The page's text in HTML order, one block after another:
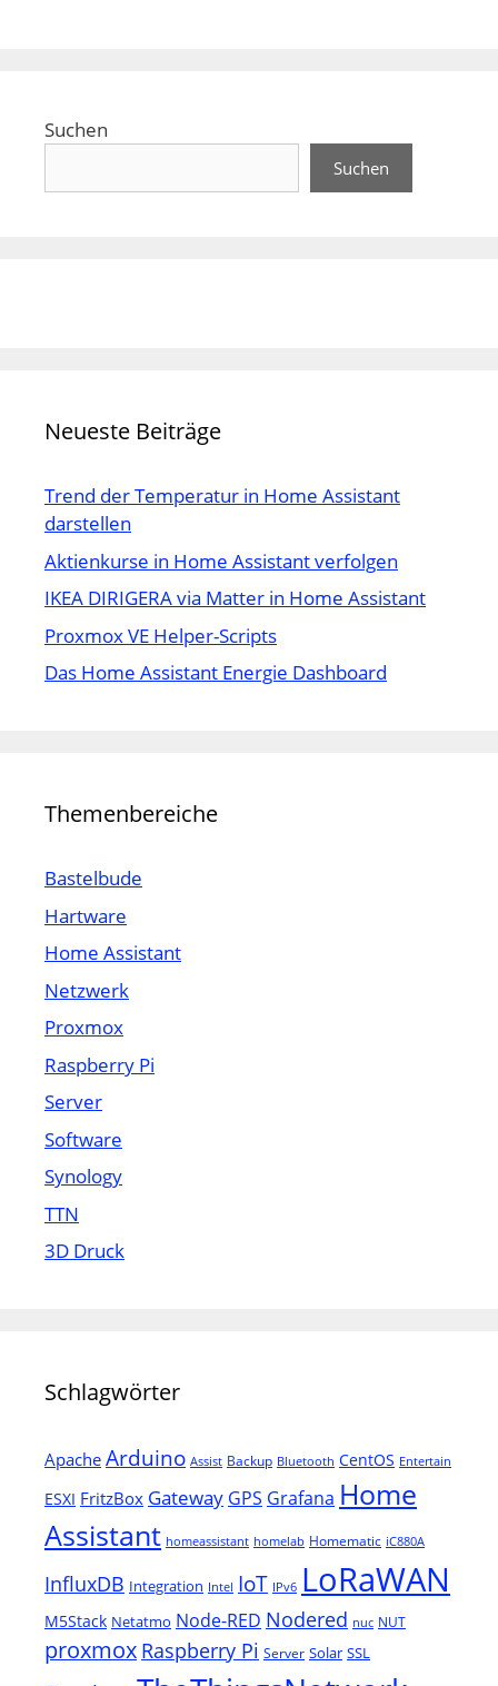
Suchen
Suchen
Neueste Beiträge
Trend der Temperatur in Home Assistant
darstellen
Aktienkurse in Home Assistant verfolgen
IKEA DIRIGERA via Matter in Home Assistant
Proxmox VE Helper-Scripts
Das Home Assistant Energie Dashboard
Themenbereiche
Bastelbude
Hartware
Home Assistant
Netzwerk
Proxmox
Raspberry Pi
Server
Software
Synology
TTN
3D Druck
Schlagwörter
Apache Arduino Assist Backup Bluetooth CentOS Entertain
ESXI FritzBox Gateway GPS Grafana Home
Assistant homeassistant homelab Homematic iC880A
InfluxDB Integration Intel IoT IPv6 LoRaWAN
M5Stack Netatmo Node-RED Nodered nuc NUT
proxmox Raspberry Pi Server Solar SSL